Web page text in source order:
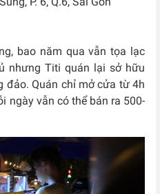
bao năm qua vẫn tọa lạc
nhưng Titi quán lại sở hữu
đảo. Quán chỉ mở cửa từ 4h
ngày vẫn có thể bán ra 500-